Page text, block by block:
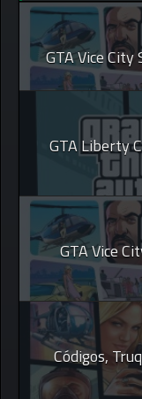
GTA Vice City
GTA Liberty
GTA Vice
Códigos,